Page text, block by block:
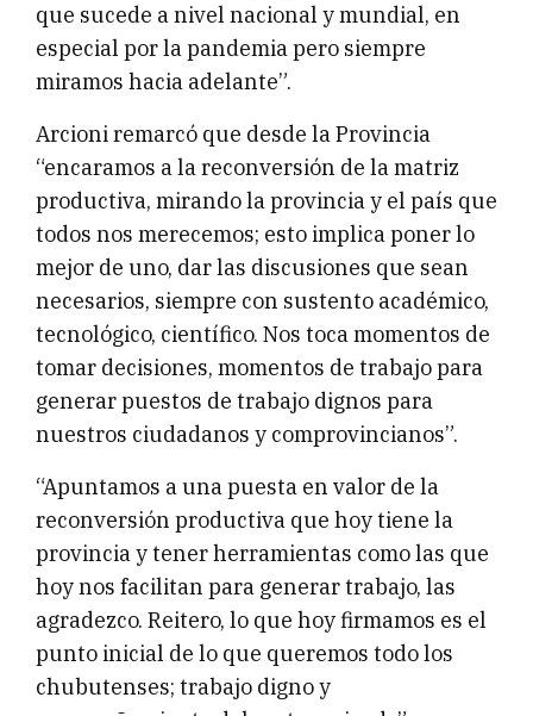
que sucede a nivel nacional y mundial, en
especial por la pandemia pero siempre
miramos hacia adelante”.
Arcioni remarcó que desde la Provincia
“encaramos a la reconversión de la matriz
productiva, mirando la provincia y el país que
todos nos merecemos; esto implica poner lo
mejor de uno, dar las discusiones que sean
necesarios, siempre con sustento académico,
tecnológico, científico. Nos toca momentos de
tomar decisiones, momentos de trabajo para
generar puestos de trabajo dignos para
nuestros ciudadanos y comprovincianos”.
“Apuntamos a una puesta en valor de la
reconversión productiva que hoy tiene la
provincia y tener herramientas como las que
hoy nos facilitan para generar trabajo, las
agradezco. Reitero, lo que hoy firmamos es el
punto inicial de lo que queremos todo los
chubutenses; trabajo digno y